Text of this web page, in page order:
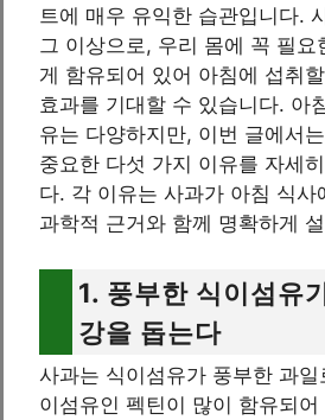
트에 매우 유익한 습관입니다.
그 이상으로, 우리 몸에 꼭 필요
게 함유되어 있어 아침에 섭취
효과를 기대할 수 있습니다. 아
유는 다양하지만, 이번 글에서
중요한 다섯 가지 이유를 자세
다. 각 이유는 사과가 아침 식사
과학적 근거와 함께 명확하게
1. 풍부한 식이섬유
강을 돕는다
사과는 식이섬유가 풍부한 과
이섬유인 펙틴이 많이 함유되